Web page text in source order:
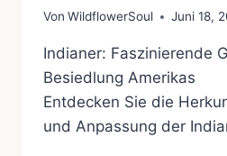
Von WildflowerSoul Juni 18,
Indianer: Faszinierende
Besiedlung Amerikas
Entdecken Sie die
und Anpassung der